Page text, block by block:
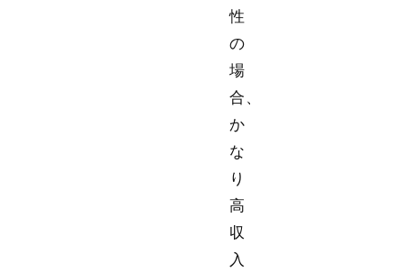
性
の
場
合、
か
な
り
高
収
入